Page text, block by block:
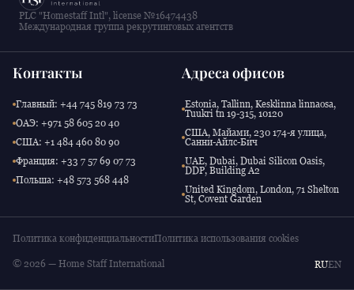
PLC "Homestaff Intl", license №16474438
Международная группа рекрутинговых агентств
Контакты
Главный: +44 745 819 73 73
ОАЭ: +971 58 605 20 40
США: +1 484 460 80 90
Франция: +33 7 57 69 07 73
Польша: +48 573 568 448
Адреса офисов
Estonia, Tallinn, Kesklinna linnaosa,
Tuukri tn 19-315, 10120
США, Майами, 230 174-я улица,
Санни-Айлс-Бич
UAE, Dubai, Dubai Silicon Oasis,
DDP, Building A2
United Kingdom, London, 71 Shelton
St, Covent Garden
Политика конфиденциальностиПолитика использования cookies
© 2026 — Home Staff International RUEN